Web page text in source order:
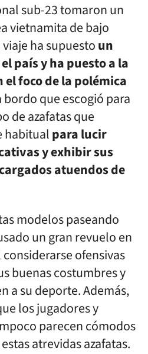
sub-23 tomaron un
vietnamita de bajo
ha supuestoun
país y ha puesto a la
foco de la polémica
que escogió para
de azafatas que
habitualpara lucir
y exhibir sus
atuendos de
modelos paseando
un gran revuelo en
ofensivas
buenas costumbres y
a su deporte. Además,
los jugadores y
parecen cómodos
atrevidas azafatas.